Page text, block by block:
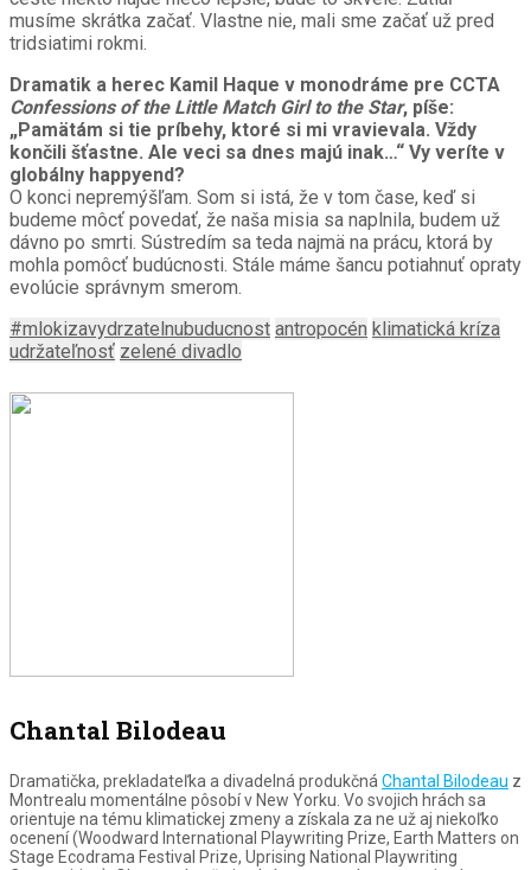
musíme skrátka začať. Vlastne nie, mali sme začať už pred
tridsiatimi rokmi.
Dramatik a herec Kamil Haque v monodráme pre CCTA
Confessions of the Little Match Girl to the Star, píše:
„Pamätám si tie príbehy, ktoré si mi vravievala. Vždy
končili šťastne. Ale veci sa dnes majú inak…“ Vy veríte v
globálny happyend?
O konci nepremýšľam. Som si istá, že v tom čase, keď si
budeme môcť povedať, že naša misia sa naplnila, budem už
dávno po smrti. Sústredím sa teda najmä na prácu, ktorá by
mohla pomôcť budúcnosti. Stále máme šancu potiahnuť opraty
evolúcie správnym smerom.
#mlokizavydrzatelnubuducnost antropocén klimatická kríza
udržateľnosť zelené divadlo
Chantal Bilodeau
Dramatička, prekladateľka a divadelná produkčná Chantal Bilodeau z
Montrealu momentálne pôsobí v New Yorku. Vo svojich hrách sa
orientuje na tému klimatickej zmeny a získala za ne už aj niekoľko
ocenení (Woodward International Playwriting Prize, Earth Matters on
Stage Ecodrama Festival Prize, Uprising National Playwriting